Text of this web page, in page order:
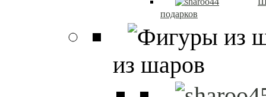
подарков
из шаров